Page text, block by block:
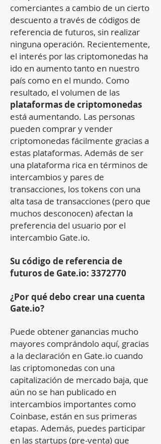
comerciantes a cambio de un cierto
descuento a través de códigos de
referencia de futuros, sin realizar
ninguna operación. Recientemente,
el interés por las criptomonedas ha
ido en aumento tanto en nuestro
país como en el mundo. Como
resultado, el volumen de las
plataformas de criptomonedas
está aumentando. Las personas
pueden comprar y vender
criptomonedas fácilmente gracias a
estas plataformas. Además de ser
una plataforma rica en términos de
intercambios y pares de
transacciones, los tokens con una
alta tasa de transacciones (pero que
muchos desconocen) afectan la
preferencia del usuario por el
intercambio Gate.io.
Su código de referencia de
futuros de Gate.io: 3372770
¿Por qué debo crear una cuenta
Gate.io?
Puede obtener ganancias mucho
mayores comprándolo aquí, gracias
a la declaración en Gate.io cuando
las criptomonedas con una
capitalización de mercado baja, que
aún no se han publicado en
intercambios importantes como
Coinbase, están en sus primeras
etapas. Además, puedes participar
en las startups (pre-venta) que